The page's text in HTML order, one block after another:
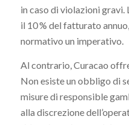
in caso di violazioni gravi.
il 10 % del fatturato
normativo un imperativo.
Al contrario, Curacao
Non esiste un obbligo di
misure di responsible
alla discrezione